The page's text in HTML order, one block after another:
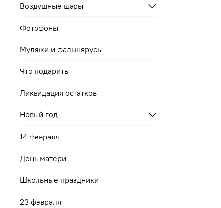
Воздушные шары
Фотофоны
Муляжи и фальшярусы
Что подарить
Ликвидация остатков
Новый год
14 февраля
День матери
Школьные праздники
23 февраля